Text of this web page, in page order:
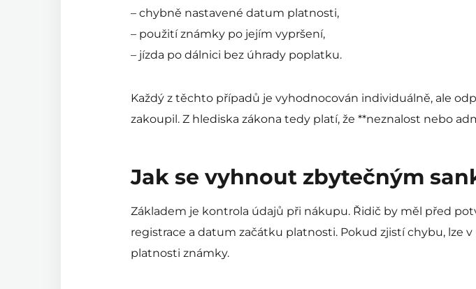
– chybně nastavené datum platnosti,
– použití známky po jejím vypršení,
– jízda po dálnici bez úhrady poplatku.
Každý z těchto případů je vyhodnocován individuálně, ale
zakoupil. Z hlediska zákona tedy platí, že **neznalost nebo
Jak se vyhnout zbytečným
Základem je kontrola údajů při nákupu. Řidič by měl před
registrace a datum začátku platnosti. Pokud zjistí chybu, lze
platnosti známky.